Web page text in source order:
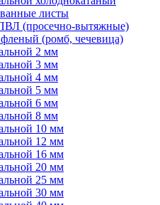
листы
(просечно-вытяжные)
(ромб, чечевица)
2 мм
3 мм
4 мм
5 мм
6 мм
8 мм
10 мм
12 мм
16 мм
20 мм
25 мм
30 мм